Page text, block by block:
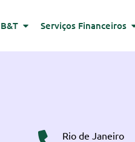
Serviços Financeiros
Rio de Janeiro